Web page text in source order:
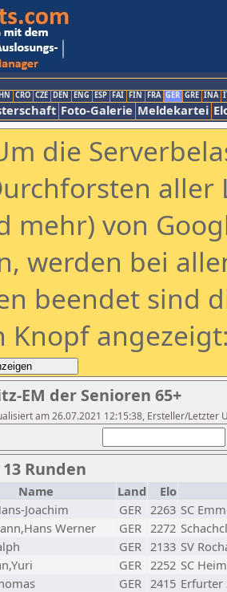
CRO CZE DEN ENG ESP FAI FIN FRA GER GRE INA
Foto-Galerie Meldekartei
die
aller
mehr) von
werden bei
beendet sind
Knopf
EM der Senioren 65+
am 26.07.2021 12:15:38, Ersteller/Letzter
Runden
Name Land
Elo
Joachim GER 2263 SC
Werner GER 2272
GER 2133 SV
GER 2252 SC
GER 2415 Erfurter